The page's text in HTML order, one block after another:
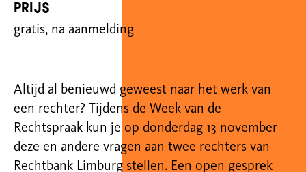
Prijs
gratis, na aanmelding
Altijd al benieuwd geweest naar het werk van
een rechter? Tijdens de Week van de
Rechtspraak kun je op donderdag 13 november
deze en andere vragen aan twee rechters van
Rechtbank Limburg stellen. Een open gesprek